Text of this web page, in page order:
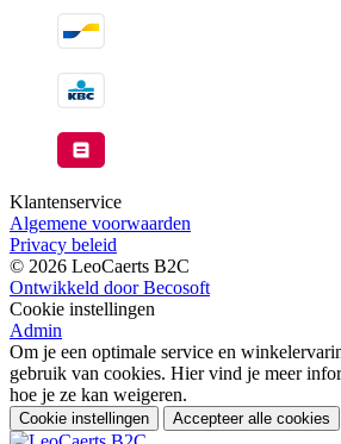
Klantenservice
Algemene voorwaarden
Privacy beleid
© 2026 LeoCaerts B2C
Ontwikkeld door Becosoft
Cookie instellingen
Admin
Om je een optimale service en
gebruik van cookies. Hier vind je meer
hoe je ze kan weigeren.
Cookie instellingen Accepteer alle cookies